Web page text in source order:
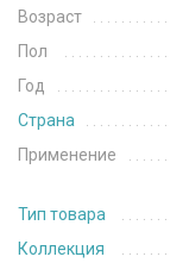
Возраст
Пол
Год
Страна
Применение
Тип товара
Коллекция